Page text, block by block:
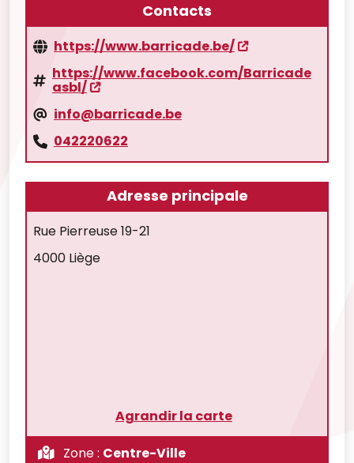
Contacts
https://www.barricade.be/
https://www.facebook.com/Barricade
asbl/
info@barricade.be
042220622
Adresse principale
Rue Pierreuse 19-21
4000 Liège
Agrandir la carte
Zone : Centre-Ville